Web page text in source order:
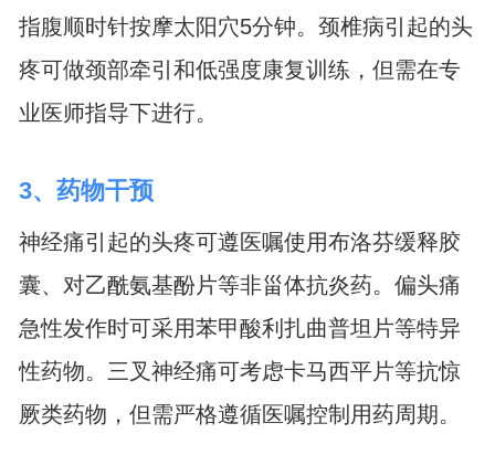
指腹顺时针按摩太阳穴5分钟。颈椎病引起的头
疼可做颈部牵引和低强度康复训练，但需在专
业医师指导下进行。
3、药物干预
神经痛引起的头疼可遵医嘱使用布洛芬缓释胶
囊、对乙酰氨基酚片等非甾体抗炎药。偏头痛
急性发作时可采用苯甲酸利扎曲普坦片等特异
性药物。三叉神经痛可考虑卡马西平片等抗惊
厥类药物，但需严格遵循医嘱控制用药周期。